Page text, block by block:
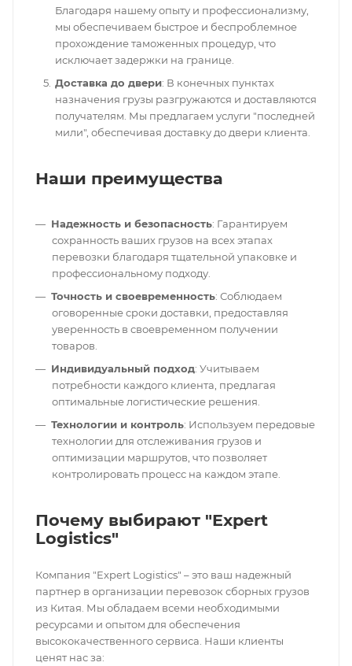
Благодаря нашему опыту и профессионализму,
мы обеспечиваем быстрое и беспроблемное
прохождение таможенных процедур, что
исключает задержки на границе.
Доставка до двери: В конечных пунктах
назначения грузы разгружаются и доставляются
получателям. Мы предлагаем услуги "последней
мили", обеспечивая доставку до двери клиента.
Наши преимущества
Надежность и безопасность: Гарантируем
сохранность ваших грузов на всех этапах
перевозки благодаря тщательной упаковке и
профессиональному подходу.
Точность и своевременность: Соблюдаем
оговоренные сроки доставки, предоставляя
уверенность в своевременном получении
товаров.
Индивидуальный подход: Учитываем
потребности каждого клиента, предлагая
оптимальные логистические решения.
Технологии и контроль: Используем передовые
технологии для отслеживания грузов и
оптимизации маршрутов, что позволяет
контролировать процесс на каждом этапе.
Почему выбирают "Expert
Logistics"
Компания "Expert Logistics" – это ваш надежный
партнер в организации перевозок сборных грузов
из Китая. Мы обладаем всеми необходимыми
ресурсами и опытом для обеспечения
высококачественного сервиса. Наши клиенты
ценят нас за: